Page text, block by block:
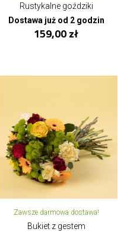
Rustykalne goździki
Dostawa już od 2 godzin
159,00 zł
Zawsze darmowa dostawa!
Bukiet z gestem